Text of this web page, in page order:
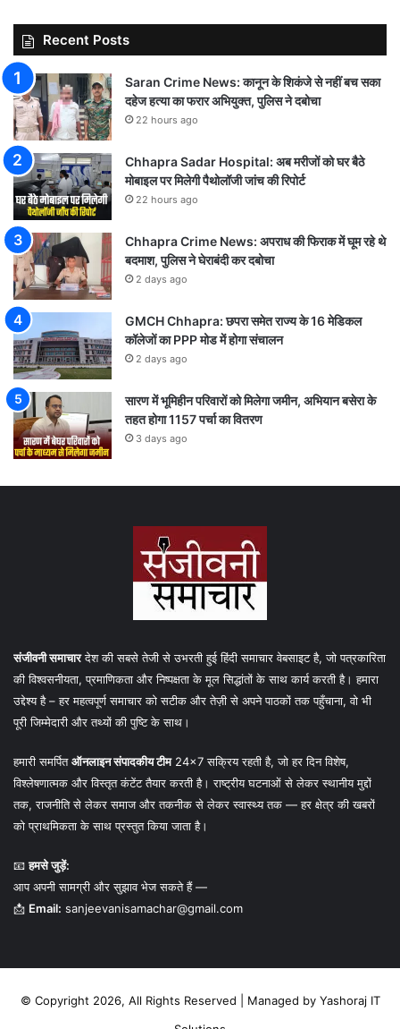
Recent Posts
Saran Crime News: कानून के शिकंजे से नहीं बच सका
दहेज हत्या का फरार अभियुक्त, पुलिस ने दबोचा
22 hours ago
Chhapra Sadar Hospital: अब मरीजों को घर बैठे
मोबाइल पर मिलेगी पैथोलॉजी जांच की रिपोर्ट
22 hours ago
Chhapra Crime News: अपराध की फिराक में घूम रहे थे
बदमाश, पुलिस ने घेराबंदी कर दबोचा
2 days ago
GMCH Chhapra: छपरा समेत राज्य के 16 मेडिकल
कॉलेजों का PPP मोड में होगा संचालन
2 days ago
सारण में भूमिहीन परिवारों को मिलेगा जमीन, अभियान बसेरा के
तहत होगा 1157 पर्चा का वितरण
3 days ago
संजीवनी समाचारदेश की सबसे तेजी से उभरती हुई हिंदी समाचार वेबसाइट है, जो पत्रकारिता
की विश्वसनीयता, प्रमाणिकता और निष्पक्षता के मूल सिद्धांतों के साथ कार्य करती है। हमारा
उद्देश्य है – हर महत्वपूर्ण समाचार को सटीक और तेज़ी से अपने पाठकों तक पहुँचाना, वो भी
पूरी जिम्मेदारी और तथ्यों की पुष्टि के साथ।
हमारी समर्पितऑनलाइन संपादकीय टीम24×7 सक्रिय रहती है, जो हर दिन विशेष,
विश्लेषणात्मक और विस्तृत कंटेंट तैयार करती है। राष्ट्रीय घटनाओं से लेकर स्थानीय मुद्दों
तक, राजनीति से लेकर समाज और तकनीक से लेकर स्वास्थ्य तक — हर क्षेत्र की खबरों
को प्राथमिकता के साथ प्रस्तुत किया जाता है।
📧हमसे जुड़ें:
आप अपनी सामग्री और सुझाव भेज सकते हैं —
📩 Email: sanjeevanisamachar@gmail.com
© Copyright 2026, All Rights Reserved | Managed by Yashoraj IT